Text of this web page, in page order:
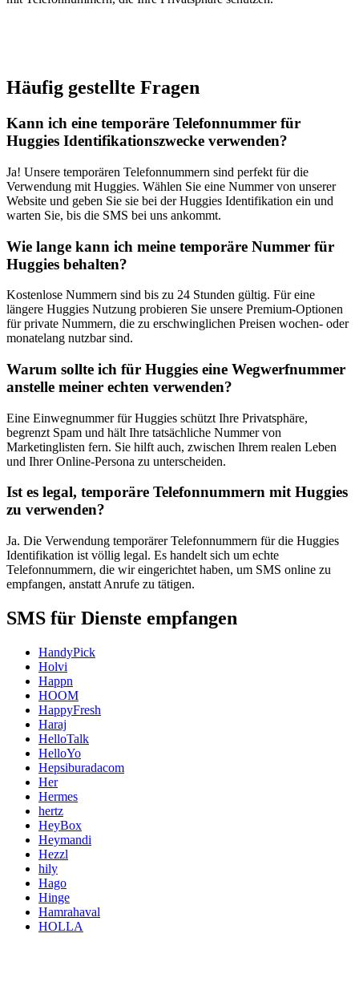
Häufig gestellte Fragen
Kann ich eine temporäre Telefonnummer für
Huggies Identifikationszwecke verwenden?
Ja! Unsere temporären Telefonnummern sind perfekt für die
Verwendung mit Huggies. Wählen Sie eine Nummer von unserer
Website und geben Sie sie bei der Huggies Identifikation ein und
warten Sie, bis die SMS bei uns ankommt.
Wie lange kann ich meine temporäre Nummer für
Huggies behalten?
Kostenlose Nummern sind bis zu 24 Stunden gültig. Für eine
längere Huggies Nutzung probieren Sie unsere Premium-Optionen
für private Nummern, die zu erschwinglichen Preisen wochen- oder
monatelang nutzbar sind.
Warum sollte ich für Huggies eine Wegwerfnummer
anstelle meiner echten verwenden?
Eine Einwegnummer für Huggies schützt Ihre Privatsphäre,
begrenzt Spam und hält Ihre tatsächliche Nummer von
Marketinglisten fern. Sie hilft auch, zwischen Ihrem realen Leben
und Ihrer Online-Persona zu unterscheiden.
Ist es legal, temporäre Telefonnummern mit Huggies
zu verwenden?
Ja. Die Verwendung temporärer Telefonnummern für die Huggies
Identifikation ist völlig legal. Es handelt sich um echte
Telefonnummern, die wir eingerichtet haben, um SMS online zu
empfangen, anstatt Anrufe zu tätigen.
SMS für Dienste empfangen
HandyPick
Holvi
Happn
HOOM
HappyFresh
Haraj
HelloTalk
HelloYo
Hepsiburadacom
Her
Hermes
hertz
HeyBox
Heymandi
Hezzl
hily
Hago
Hinge
Hamrahaval
HOLLA